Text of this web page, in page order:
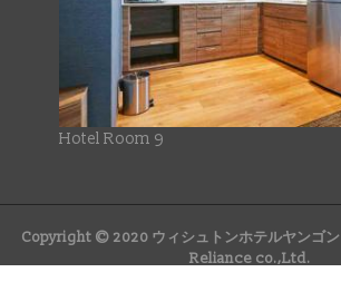
Hotel Room 9
Copyright © 2020 ウィシュトンホテルヤンゴン
Reliance co.,Ltd.